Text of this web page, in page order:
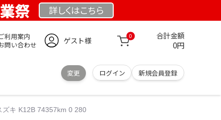
祭 詳しくはこちら
利用案内
問い合わせ
ゲスト様 0 合計金額
0円
変更 ログイン 新規会員登録
キ K12B 74357km 0 280